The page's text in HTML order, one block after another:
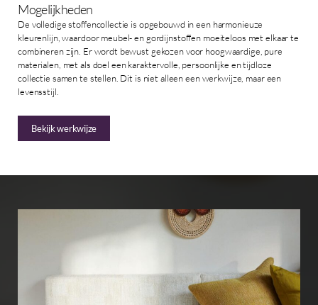
Mogelijkheden
De volledige stoffencollectie is opgebouwd in een harmonieuze
kleurenlijn, waardoor meubel- en gordijnstoffen moeiteloos met elkaar te
combineren zijn. Er wordt bewust gekozen voor hoogwaardige, pure
materialen, met als doel een karaktervolle, persoonlijke en tijdloze
collectie samen te stellen. Dit is niet alleen een werkwijze, maar een
levensstijl.
Bekijk werkwijze